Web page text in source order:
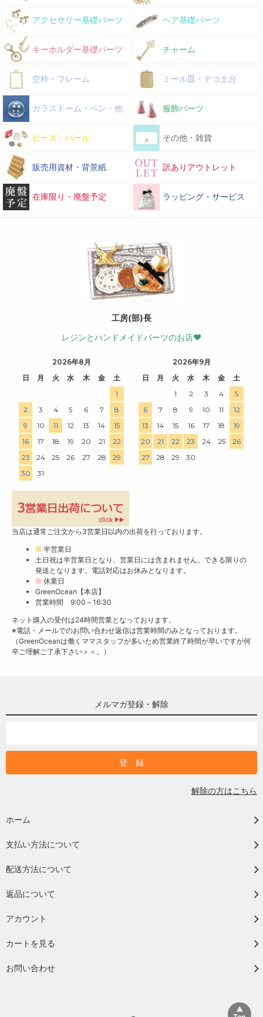
アクセサリー基礎パーツ ヘア基礎パーツ
キーホルダー基礎パーツ チャーム
空枠・フレーム ミール皿・デコ土台
ガラスドーム・ペン・他 服飾パーツ
ビーズ・パール その他・雑貨
販売用資材・背景紙 訳ありアウトレット
在庫限り・廃盤予定 ラッピング・サービス
工房(部)長
レジンとハンドメイドパーツのお店♥
2026年8月
日
月 火 水 木 金
土
1
2
3 4 5 6 7
8
9
10 11 12 13 14
15
16
17 18 19 20 21
22
23
24 25 26 27 28
29
30
31
2026年9月
日
月 火 水 木 金
土
1
2 3 4
5
6
7 8 9 10 11
12
13
14 15 16 17 18
19
20
21 22 23 24 25
26
27
28 29 30
当店は通常ご注文から3営業日以内の出荷を行っております。
■ 半営業日
土日祝は半営業日となり、営業日には含まれません。できる限りの
発送となります。電話対応はお休みとなります。
■ 休業日
GreenOcean【本店】
営業時間 9:00～16:30
ネット購入の受付は24時間営業となっております。
※電話・メールでのお問い合わせ返信は営業時間のみとなっております。
（GreenOceanは働くママスタッフが多いため営業終了時間が早いですが何
卒ご理解ご了承下さい＞＜。）
メルマガ登録・解除
解除の方はこちら
ホーム
支払い方法について
配送方法について
返品について
アカウント
カートを見る
お問い合わせ